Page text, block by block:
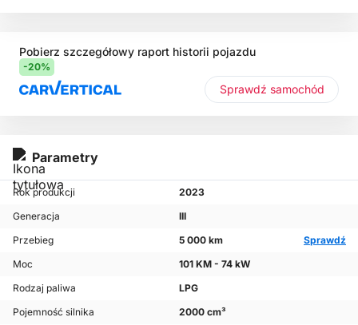
Pobierz szczegółowy raport historii pojazdu
-20%
Sprawdź samochód
Parametry
Rok produkcji
2023
Generacja
III
Przebieg
5 000 km
Sprawdź
Moc
101 KM - 74 kW
Rodzaj paliwa
LPG
Pojemność silnika
2000 cm³